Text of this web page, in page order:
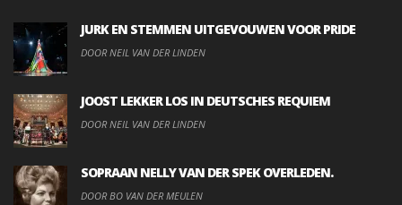
JURK EN STEMMEN UITGEVOUWEN VOOR PRIDE
DOOR NEIL VAN DER LINDEN
JOOST LEKKER LOS IN DEUTSCHES REQUIEM
DOOR NEIL VAN DER LINDEN
SOPRAAN NELLY VAN DER SPEK OVERLEDEN.
DOOR BO VAN DER MEULEN